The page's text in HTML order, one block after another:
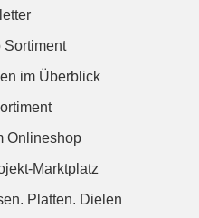
Sortiment
im Überblick
Onlineshop
Marktplatz
Platten. Dielen